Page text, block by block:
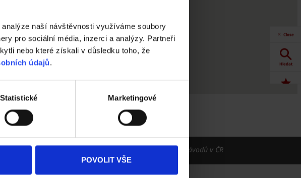
naší návštěvnosti využíváme soubory
pro sociální média, inzerci a analýzy. Partneři
nebo které získali v důsledku toho, že
údajů.
Statistické Marketingové
POVOLIT VŠE
Close
Hledat
střešních krytin v ČR Deset výrobních závodů v ČR